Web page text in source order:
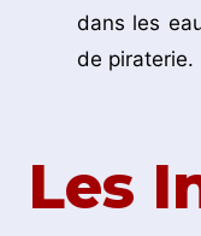
dans les
de piraterie.
Les